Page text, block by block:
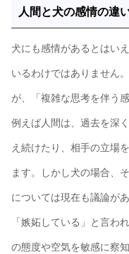
人間と犬の感情の違
犬にも感情があるとはい
いるわけではありません
が、「複雑な思考を伴う
例えば人間は、過去を深
え続けたり、相手の立場
ます。しかし犬の場合、
については現在も議論が
「嫉妬している」と言わ
の態度や空気を敏感に察